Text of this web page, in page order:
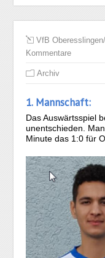
VfB
Kommentare
Archiv
1. Mannschaft:
Das Auswärtsspiel
unentschieden.
Minute das 1:0 für